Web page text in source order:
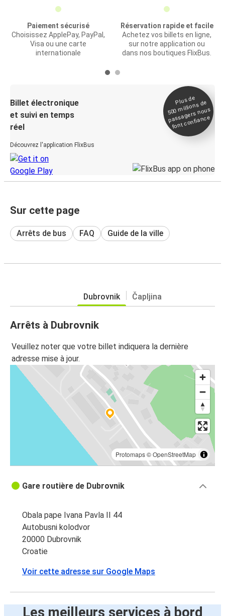
Paiement sécurisé
Choisissez ApplePay, PayPal,
Visa ou une carte
internationale
Réservation rapide et facile
Achetez vos billets en ligne,
sur notre application ou
dans nos boutiques FlixBus.
Billet électronique
et suivi en temps
réel
Découvrez l'application FlixBus
Plus de
500
millions de
passagers nous
font confiance
Sur cette page
Arrêts de bus FAQ Guide de la ville
Dubrovnik Čapljina
Arrêts à Dubrovnik
Veuillez noter que votre billet indiquera la dernière
adresse mise à jour.
Protomaps©OpenStreetMap
Gare routière de Dubrovnik
Obala pape Ivana Pavla II 44
Autobusni kolodvor
20000 Dubrovnik
Croatie
Voir cette adresse sur Google Maps
Les meilleurs services à bord